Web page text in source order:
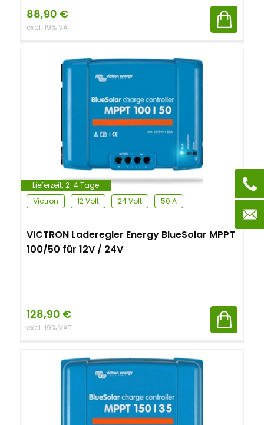
88,90 €
excl. 19% VAT
Lieferzeit: 2-4 Tage
Victron
12 Volt 24 Volt 50 A
VICTRON Laderegler Energy BlueSolar MPPT
100/50 für 12V / 24V
128,90 €
excl. 19% VAT